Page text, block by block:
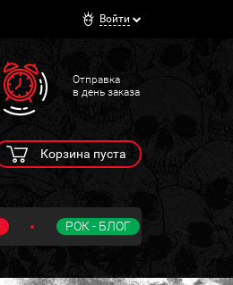
Войти
Отправка
в день заказа
Корзина пуста
РОК - БЛОГ